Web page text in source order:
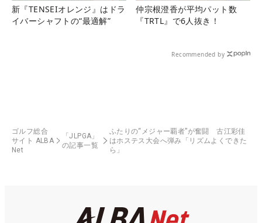
新『TENSEIオレンジ』はドラ
イバーシャフトの“最適解”
仲宗根澄香が平均パット数
『TRTL』で6人抜き！
Recommended by
ゴルフ総合
サイト ALBA
Net
「JLPGA」
の記事一覧
ふたりの“メジャー覇者”が奮闘 古江彩佳
はホステス大会へ弾み「リズムよくできた
ら」